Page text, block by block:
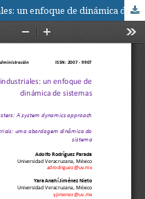
Desarrollo de clústeres industriales: un enfoque de dinámica de sistemas / Development of industrial clusters: A system dynamics approach